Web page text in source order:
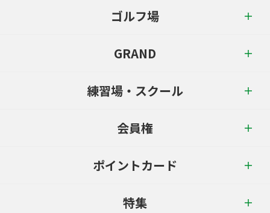
ゴルフ場
GRAND
練習場・スクール
会員権
ポイントカード
特集